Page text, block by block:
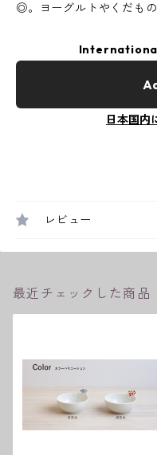
◎。ヨーグルトやくだもの
日本国内
レビュー
最近チェックした商品